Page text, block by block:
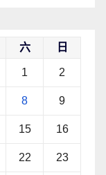
六 日
1 2
8 9
15 16
22 23